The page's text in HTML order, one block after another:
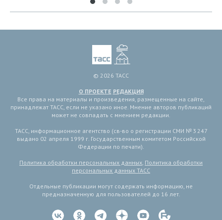
© 2026 ТАСС
О ПРОЕКТЕ РЕДАКЦИЯ
Все права на материалы и произведения, размещенные на сайте,
принадлежат ТАСС, если не указано иное. Мнение авторов публикаций
может не совпадать с мнением редакции.
ТАСС, информационное агентство (св-во о регистрации СМИ № 3 247
выдано 02 апреля 1999 г. Государственным комитетом Российской
Федерации по печати).
Политика обработки персональных данных, Политика обработки
персональных данных ТАСС
Отдельные публикации могут содержать информацию, не
предназначенную для пользователей до 16 лет.